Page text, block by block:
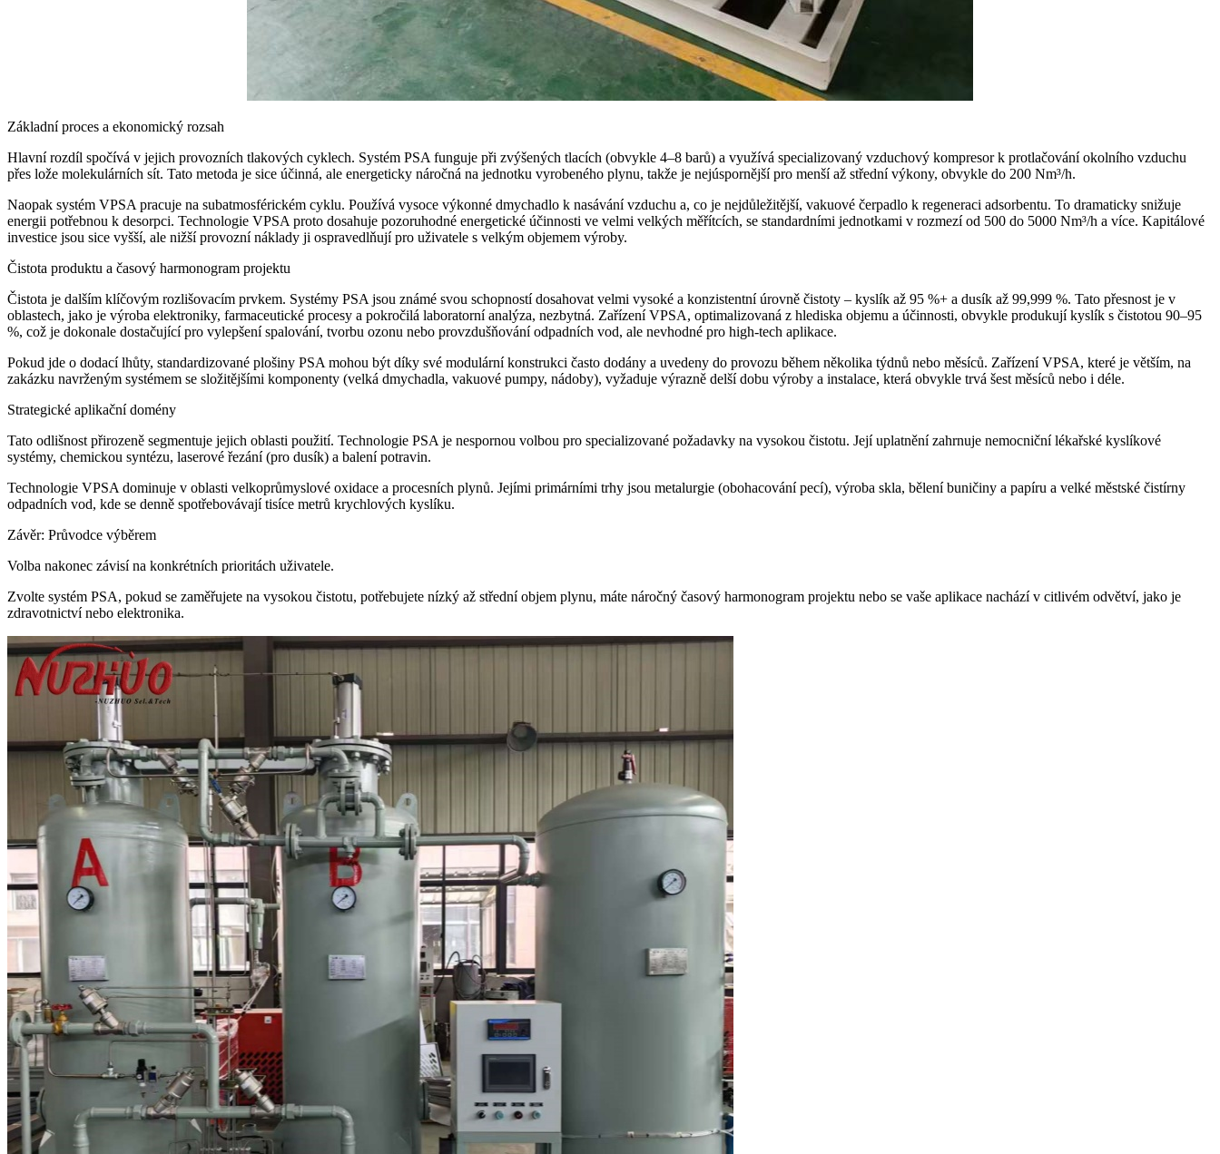
Základní proces a ekonomický rozsah
Hlavní rozdíl spočívá v jejich provozních tlakových cyklech. Systém PSA funguje při zvýšených tlacích (obvykle 4–8 barů) a využívá specializovaný vzduchový kompresor k protlačování okolního vzduchu
přes lože molekulárních sít. Tato metoda je sice účinná, ale energeticky náročná na jednotku vyrobeného plynu, takže je nejúspornější pro menší až střední výkony, obvykle do 200 Nm³/h.
Naopak systém VPSA pracuje na subatmosférickém cyklu. Používá vysoce výkonné dmychadlo k nasávání vzduchu a, co je nejdůležitější, vakuové čerpadlo k regeneraci adsorbentu. To dramaticky snižuje
energii potřebnou k desorpci. Technologie VPSA proto dosahuje pozoruhodné energetické účinnosti ve velmi velkých měřítcích, se standardními jednotkami v rozmezí od 500 do 5000 Nm³/h a více. Kapitálové
investice jsou sice vyšší, ale nižší provozní náklady ji ospravedlňují pro uživatele s velkým objemem výroby.
Čistota produktu a časový harmonogram projektu
Čistota je dalším klíčovým rozlišovacím prvkem. Systémy PSA jsou známé svou schopností dosahovat velmi vysoké a konzistentní úrovně čistoty – kyslík až 95 %+ a dusík až 99,999 %. Tato přesnost je v
oblastech, jako je výroba elektroniky, farmaceutické procesy a pokročilá laboratorní analýza, nezbytná. Zařízení VPSA, optimalizovaná z hlediska objemu a účinnosti, obvykle produkují kyslík s čistotou 90–95
%, což je dokonale dostačující pro vylepšení spalování, tvorbu ozonu nebo provzdušňování odpadních vod, ale nevhodné pro high-tech aplikace.
Pokud jde o dodací lhůty, standardizované plošiny PSA mohou být díky své modulární konstrukci často dodány a uvedeny do provozu během několika týdnů nebo měsíců. Zařízení VPSA, které je větším, na
zakázku navrženým systémem se složitějšími komponenty (velká dmychadla, vakuové pumpy, nádoby), vyžaduje výrazně delší dobu výroby a instalace, která obvykle trvá šest měsíců nebo i déle.
Strategické aplikační domény
Tato odlišnost přirozeně segmentuje jejich oblasti použití. Technologie PSA je nespornou volbou pro specializované požadavky na vysokou čistotu. Její uplatnění zahrnuje nemocniční lékařské kyslíkové
systémy, chemickou syntézu, laserové řezání (pro dusík) a balení potravin.
Technologie VPSA dominuje v oblasti velkoprůmyslové oxidace a procesních plynů. Jejími primárními trhy jsou metalurgie (obohacování pecí), výroba skla, bělení buničiny a papíru a velké městské čistírny
odpadních vod, kde se denně spotřebovávají tisíce metrů krychlových kyslíku.
Závěr: Průvodce výběrem
Volba nakonec závisí na konkrétních prioritách uživatele.
Zvolte systém PSA, pokud se zaměřujete na vysokou čistotu, potřebujete nízký až střední objem plynu, máte náročný časový harmonogram projektu nebo se vaše aplikace nachází v citlivém odvětví, jako je
zdravotnictví nebo elektronika.